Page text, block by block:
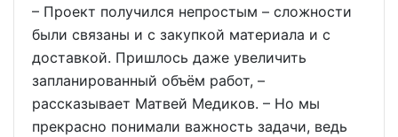
– Проект получился непростым – сложности
были связаны и с закупкой материала и с
доставкой. Пришлось даже увеличить
запланированный объём работ, –
рассказывает Матвей Медиков. – Но мы
прекрасно понимали важность задачи, ведь